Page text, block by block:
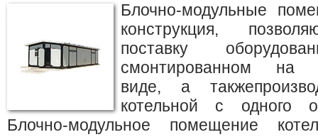
Блочно-модульные
конструкция,
поставку
смонтированном на
виде, а
котельной с одного
Блочно-модульное помещение